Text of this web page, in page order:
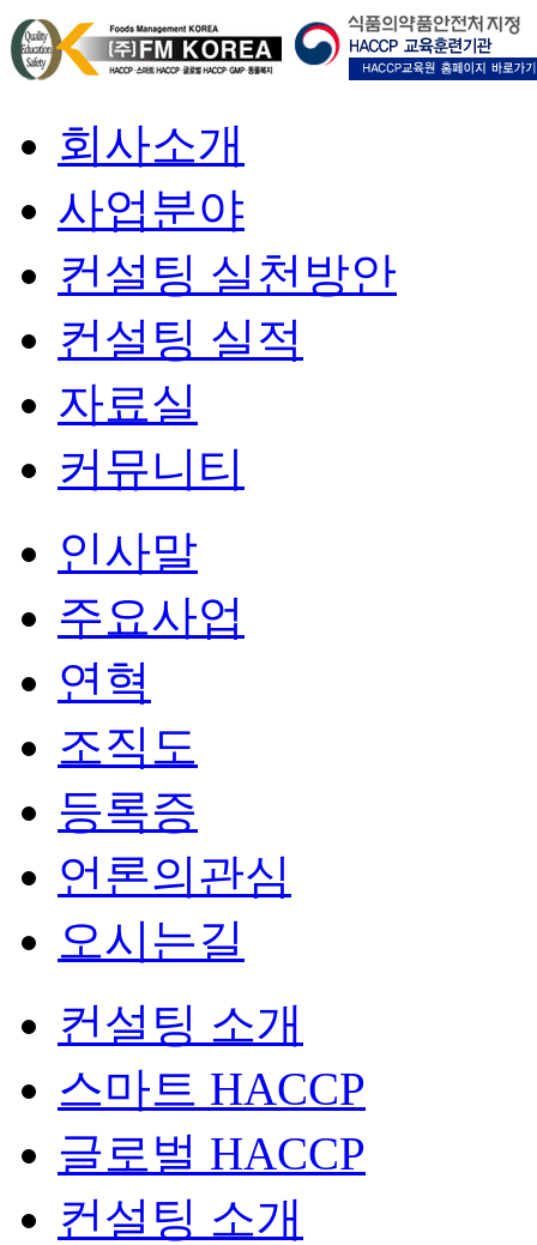
회사소개
사업분야
컨설팅 실천방안
컨설팅 실적
자료실
커뮤니티
인사말
주요사업
연혁
조직도
등록증
언론의관심
오시는길
컨설팅 소개
스마트 HACCP
글로벌 HACCP
컨설팅 소개